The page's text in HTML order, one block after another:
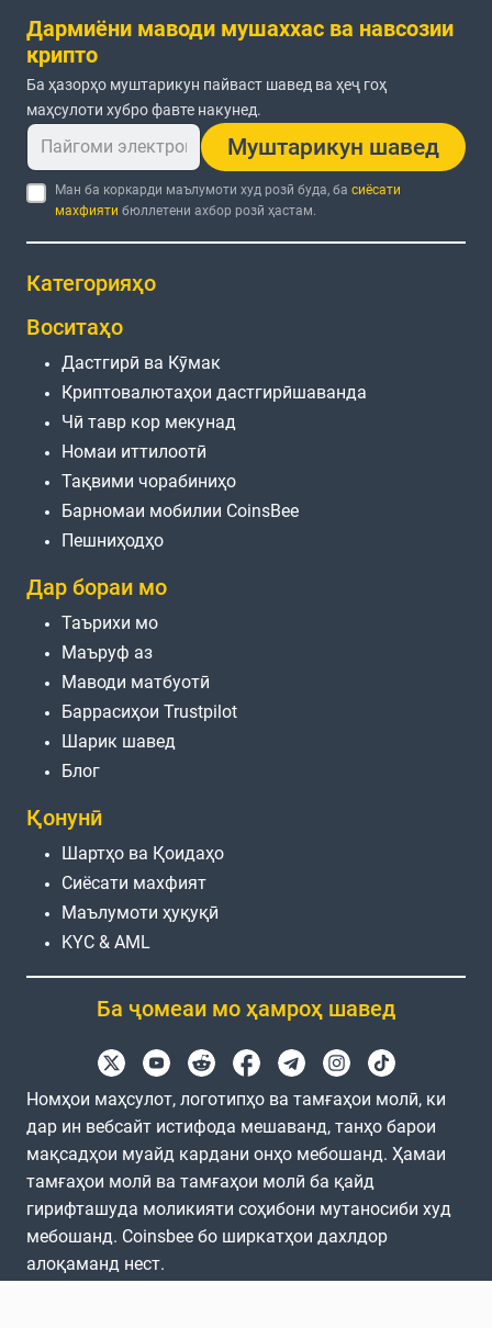
Дармиёни маводи мушаххас ва навсозии
крипто
Ба ҳазорҳо муштарикун пайваст шавед ва ҳеҷ гоҳ
маҳсулоти хубро фавте накунед.
Муштарикун шавед
Ман ба коркарди маълумоти худ розӣ буда, басиёсати
махфияти бюллетени ахбор розӣ ҳастам.
Категорияҳо
Воситаҳо
Дастгирӣ ва Кӯмак
Криптовалютаҳои дастгирӣшаванда
Чӣ тавр кор мекунад
Номаи иттилоотӣ
Тақвими чорабиниҳо
Барномаи мобилии CoinsBee
Пешниҳодҳо
Дар бораи мо
Таърихи мо
Маъруф аз
Маводи матбуотӣ
Баррасиҳои Trustpilot
Шарик шавед
Блог
Қонунӣ
Шартҳо ва Қоидаҳо
Сиёсати махфият
Маълумоти ҳуқуқӣ
KYC & AML
Ба ҷомеаи мо ҳамроҳ шавед
Номҳои маҳсулот, логотипҳо ва тамғаҳои молӣ, ки
дар ин вебсайт истифода мешаванд, танҳо барои
мақсадҳои муайд кардани онҳо мебошанд. Ҳамаи
тамғаҳои молӣ ва тамғаҳои молӣ ба қайд
гирифташуда моликияти соҳибони мутаносиби худ
мебошанд. Coinsbee бо ширкатҳои дахлдор
алоқаманд нест.